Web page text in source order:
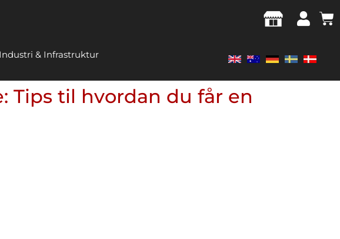
Industri & Infrastruktur
Tips til hvordan du får en